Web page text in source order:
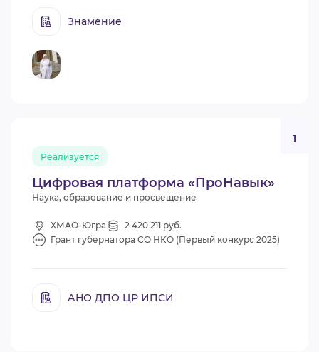
Знамение
Цифровая платформа «ПроНавык»
Реализуется
1
Наука, образование и просвещение
ХМАО-Югра
2 420 211 руб.
Грант губернатора СО НКО (Первый конкурс 2025)
АНО ДПО ЦР ИПСИ